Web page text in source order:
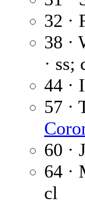
32 ·
38 ·
· ss;
44 ·
57 ·
60 ·
64 ·
cl